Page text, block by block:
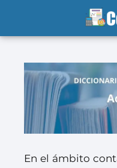
En el ámbito